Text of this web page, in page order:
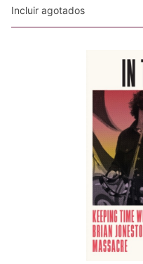
Incluir agotados